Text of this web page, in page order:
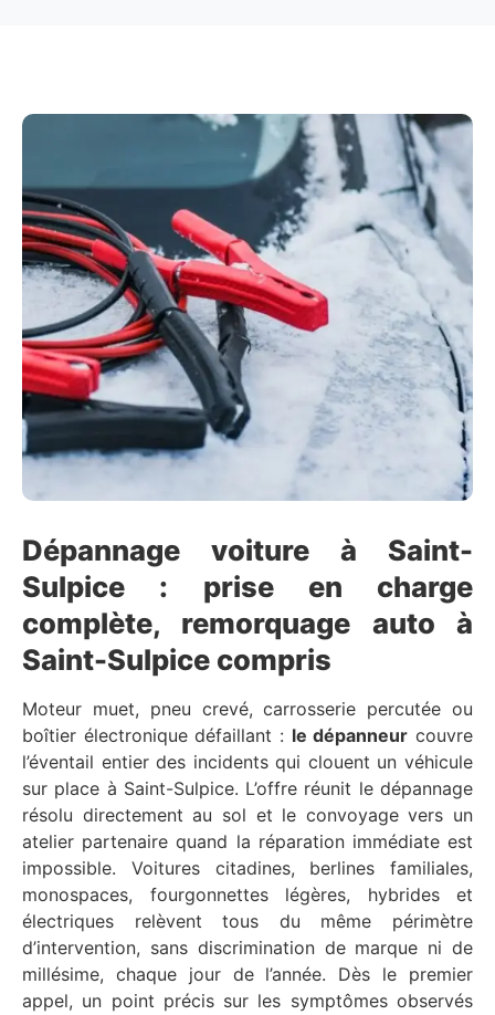
Dépannage voiture à Saint-
Sulpice : prise en charge
complète, remorquage auto à
Saint-Sulpice compris
Moteur muet, pneu crevé, carrosserie percutée ou
boîtier électronique défaillant : le dépanneur couvre
l’éventail entier des incidents qui clouent un véhicule
sur place à Saint-Sulpice. L’offre réunit le dépannage
résolu directement au sol et le convoyage vers un
atelier partenaire quand la réparation immédiate est
impossible. Voitures citadines, berlines familiales,
monospaces, fourgonnettes légères, hybrides et
électriques relèvent tous du même périmètre
d’intervention, sans discrimination de marque ni de
millésime, chaque jour de l’année. Dès le premier
appel, un point précis sur les symptômes observés